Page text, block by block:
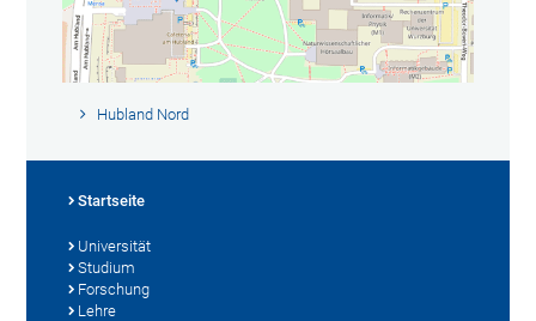
Hubland Nord
Startseite
Universität
Studium
Forschung
Lehre